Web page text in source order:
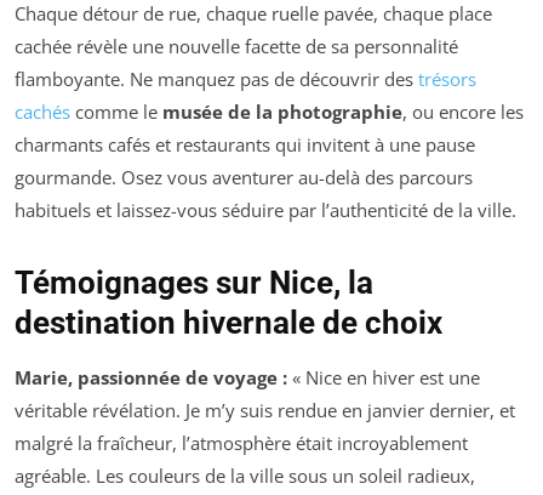
Chaque détour de rue, chaque ruelle pavée, chaque place
cachée révèle une nouvelle facette de sa personnalité
flamboyante. Ne manquez pas de découvrir des trésors
cachés comme le musée de la photographie, ou encore les
charmants cafés et restaurants qui invitent à une pause
gourmande. Osez vous aventurer au-delà des parcours
habituels et laissez-vous séduire par l’authenticité de la ville.
Témoignages sur Nice, la
destination hivernale de choix
Marie, passionnée de voyage : « Nice en hiver est une
véritable révélation. Je m’y suis rendue en janvier dernier, et
malgré la fraîcheur, l’atmosphère était incroyablement
agréable. Les couleurs de la ville sous un soleil radieux,